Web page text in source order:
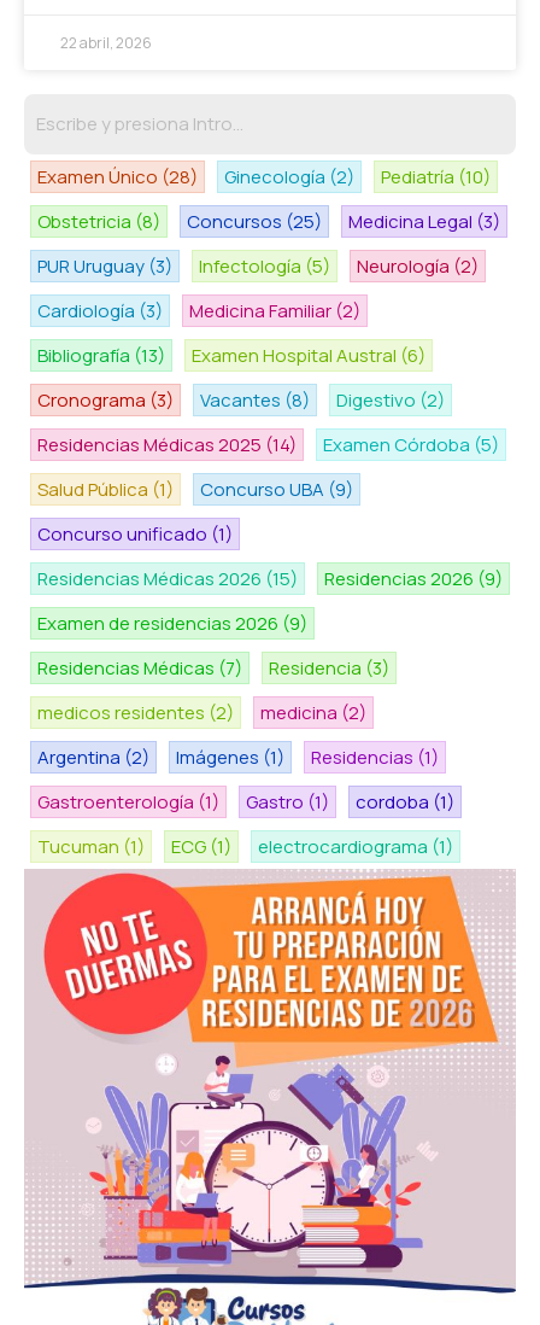
22 abril, 2026
Examen Único (28) Ginecología (2) Pediatría (10)
Obstetricia (8) Concursos (25) Medicina Legal (3)
PUR Uruguay (3) Infectología (5) Neurología (2)
Cardiología (3) Medicina Familiar (2)
Bibliografía (13) Examen Hospital Austral (6)
Cronograma (3) Vacantes (8) Digestivo (2)
Residencias Médicas 2025 (14) Examen Córdoba (5)
Salud Pública (1) Concurso UBA (9)
Concurso unificado (1)
Residencias Médicas 2026 (15) Residencias 2026 (9)
Examen de residencias 2026 (9)
Residencias Médicas (7) Residencia (3)
medicos residentes (2) medicina (2)
Argentina (2) Imágenes (1) Residencias (1)
Gastroenterología (1) Gastro (1) cordoba (1)
Tucuman (1) ECG (1) electrocardiograma (1)